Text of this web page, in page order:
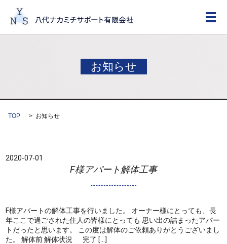
メ
お知らせ
TOP お知らせ
2020-07-01
F様アパート解体工事
F様アパートの解体工事を行いました。 オーナー様にとっても、長
年ここで過ごされた住人の皆様にとっても 思い出の詰まったアパー
トだったと思います。 この度は解体のご依頼ありがとうございまし
た。 解体前 解体状況 完了 […]